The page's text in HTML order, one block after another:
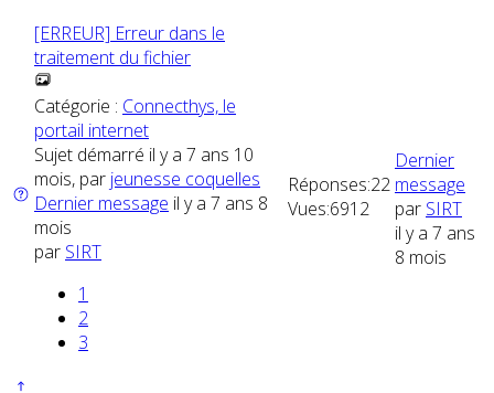
[ERREUR] Erreur dans le
traitement du fichier
Catégorie : Connecthys, le
portail internet
Sujet démarré il y a 7 ans 10
mois, par jeunesse coquelles
Dernier message il y a 7 ans 8
mois
par SIRT
1
2
3
Réponses:22
Vues:6912
Dernier
message
par SIRT
il y a 7 ans
8 mois